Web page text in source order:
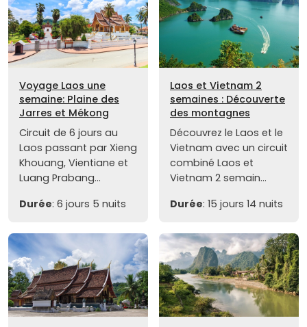
Voyage Laos une
semaine: Plaine des
Jarres et Mékong
Circuit de 6 jours au
Laos passant par Xieng
Khouang, Vientiane et
Luang Prabang...
Durée: 6 jours 5 nuits
Laos et Vietnam 2
semaines : Découverte
des montagnes
Découvrez le Laos et le
Vietnam avec un circuit
combiné Laos et
Vietnam 2 semain...
Durée: 15 jours 14 nuits